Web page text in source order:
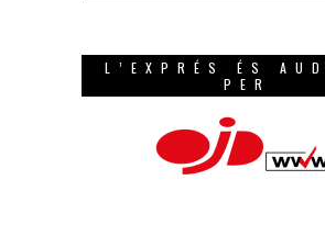
L’EXPRÉS ÉS
PER